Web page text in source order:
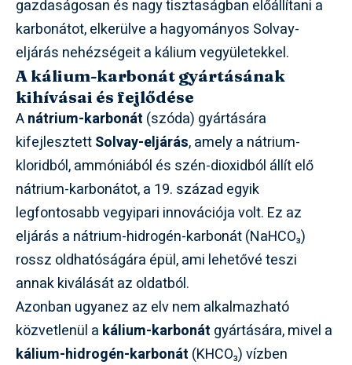
gazdaságosan és nagy tisztaságban előállítani a
karbonátot, elkerülve a hagyományos Solvay-
eljárás nehézségeit a kálium vegyületekkel.
A kálium-karbonát gyártásának
kihívásai és fejlődése
Anátrium-karbonát (szóda) gyártására
kifejlesztettSolvay-eljárás, amely a nátrium-
kloridból, ammóniából és szén-dioxidból állít elő
nátrium-karbonátot, a 19. század egyik
legfontosabb vegyipari innovációja volt. Ez az
eljárás a nátrium-hidrogén-karbonát (NaHCO₃)
rossz oldhatóságára épül, ami lehetővé teszi
annak kiválását az oldatból.
Azonban ugyanez az elv nem alkalmazható
közvetlenül a kálium-karbonát gyártására, mivel a
kálium-hidrogén-karbonát (KHCO₃) vízben